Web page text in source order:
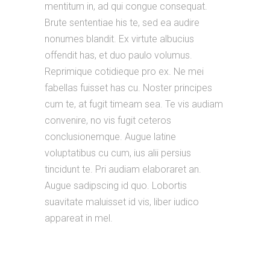
mentitum in, ad qui congue consequat.
Brute sententiae his te, sed ea audire
nonumes blandit. Ex virtute albucius
offendit has, et duo paulo volumus.
Reprimique cotidieque pro ex. Ne mei
fabellas fuisset has cu. Noster principes
cum te, at fugit timeam sea. Te vis audiam
convenire, no vis fugit ceteros
conclusionemque. Augue latine
voluptatibus cu cum, ius alii persius
tincidunt te. Pri audiam elaboraret an.
Augue sadipscing id quo. Lobortis
suavitate maluisset id vis, liber iudico
appareat in mel.